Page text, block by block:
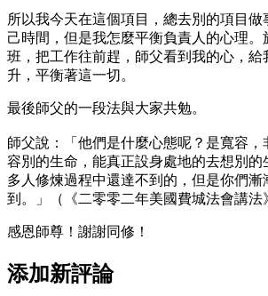
所以我今天在這個項目，總去別的項目做
己時間，但是我怎麼平衡負責人的心理。
班，把工作往前趕，師父看到我的心，給
升，平衡著這一切。
最後師父的一段法與大家共勉。
師父說：「他們是什麼心態呢？是寬容
容別的生命，能真正設身處地的去想別的
多人修煉過程中還達不到的，但是你們漸
到。」（《二零零二年美國費城法會講法
感恩師尊！謝謝同修！
添加新評論